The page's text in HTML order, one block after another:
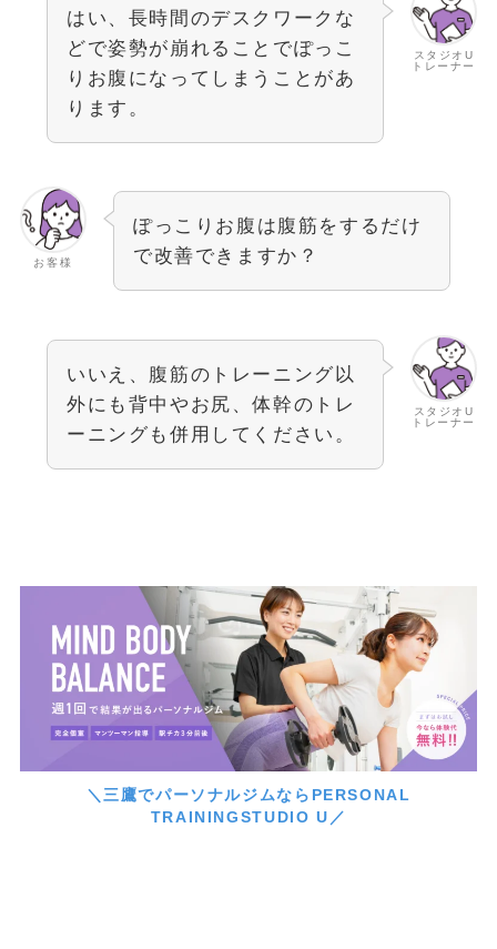
スタジオU
トレーナー
はい、長時間のデスクワークな
どで姿勢が崩れることでぽっこ
りお腹になってしまうことがあ
ります。
お客様
ぽっこりお腹は腹筋をするだけ
で改善できますか？
スタジオU
トレーナー
いいえ、腹筋のトレーニング以
外にも背中やお尻、体幹のトレ
ーニングも併用してください。
＼三鷹でパーソナルジムならPERSONAL
TRAININGSTUDIO U／